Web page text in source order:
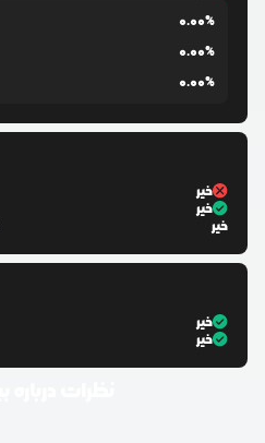
0.00%
0.00%
0.00%
خیر
خیر
خیر
خیر
خیر